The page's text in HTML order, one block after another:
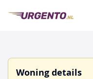
Woning details